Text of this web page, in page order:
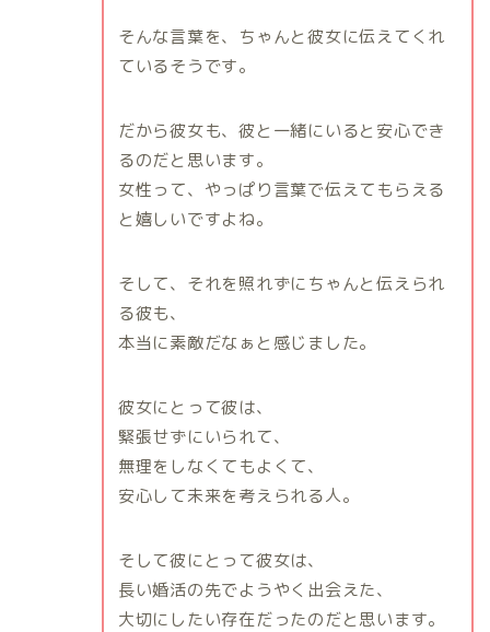
そんな言葉を、ちゃんと彼女に伝えてくれ
ているそうです。
だから彼女も、彼と一緒にいると安心でき
るのだと思います。
女性って、やっぱり言葉で伝えてもらえる
と嬉しいですよね。
そして、それを照れずにちゃんと伝えられ
る彼も、
本当に素敵だなぁと感じました。
彼女にとって彼は、
緊張せずにいられて、
無理をしなくてもよくて、
安心して未来を考えられる人。
そして彼にとって彼女は、
長い婚活の先でようやく出会えた、
大切にしたい存在だったのだと思います。